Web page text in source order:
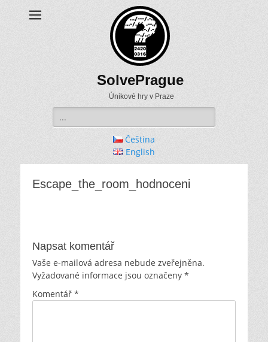
SolvePrague
Únikové hry v Praze
for:
Čeština
English
Escape_the_room_hodnoceni
Napsat komentář
Vaše e-mailová adresa nebude zveřejněna.
Vyžadované informace jsou označeny *
Komentář *